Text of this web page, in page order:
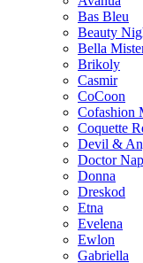
Bas Bleu
Beauty
Bella
Brikoly
Casmir
CoCoon
Cofashion
Coquette
Devil &
Doctor Nap
Donna
Dreskod
Etna
Evelena
Ewlon
Gabriella